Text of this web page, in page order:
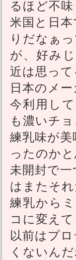
るほど不味
米国と日
りだなぁっ
が、好み
近は思って
日本のメ
今利用し
も濃いチ
練乳味が
ったのかと
未開封で
はまたそれ
練乳から
コに変え
以前はプ
くないんだ